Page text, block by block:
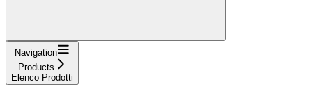
Navigation
Products
Elenco Prodotti